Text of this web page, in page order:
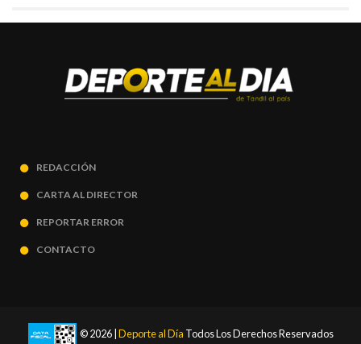
REDACCIÓN
CARTA AL DIRECTOR
REPORTAR ERROR
CONTACTO
© 2026 | Deporte al Día Todos Los Derechos Reservados